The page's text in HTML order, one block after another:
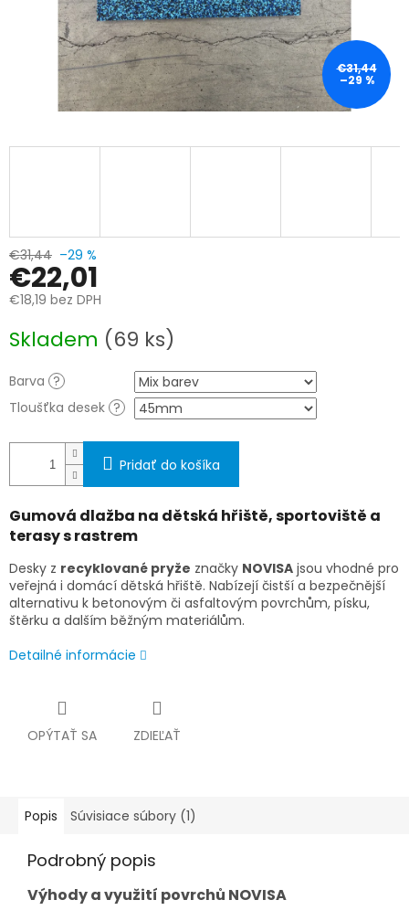
€31,44
–29 %
€31,44 –29 %
€22,01
€18,19 bez DPH
cena:
Skladem (69 ks)
Barva ?
Tloušťka desek ?
Pridať do košíka
Gumová dlažba na dětská hřiště, sportoviště a
terasy s rastrem
Desky z recyklované pryže značky NOVISA jsou vhodné pro
veřejná i domácí dětská hřiště. Nabízejí čistší a bezpečnější
alternativu k betonovým či asfaltovým povrchům, písku,
štěrku a dalším běžným materiálům.
Detailné informácie
OPÝTAŤ SA ZDIEĽAŤ
Popis Súvisiace súbory (1)
Podrobný popis
Výhody a využití povrchů NOVISA